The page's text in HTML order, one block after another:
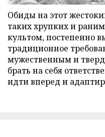
Обиды на этот
таких хрупких и
культом, постепенно
традиционное
мужественным и
брать на себя
идти вперед и